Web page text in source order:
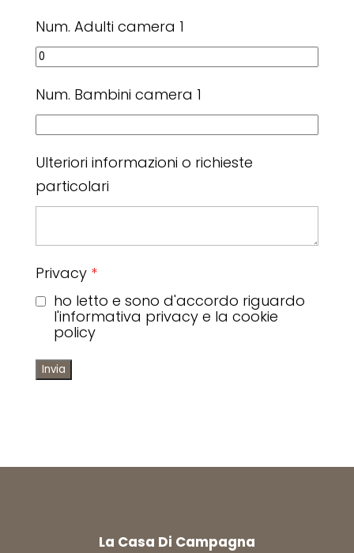
Num. Adulti camera 1
Num. Bambini camera 1
Ulteriori informazioni o richieste
particolari
Privacy *
ho letto e sono d'accordo riguardo
l'informativa privacy e la cookie
policy
Invia
La Casa Di Campagna